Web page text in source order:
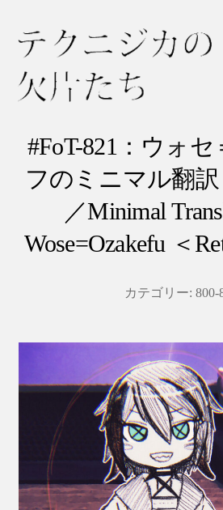
ク
ニ
ジ
の
ち
#FoT-821：ウォ
フのミニマル翻訳
／Minimal
Wose=Ozakefu ＜
カテゴリー: 800-